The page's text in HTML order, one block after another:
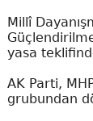
Millî
yasa
AK Parti,
grubundan